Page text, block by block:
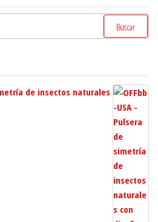
de insectos naturales